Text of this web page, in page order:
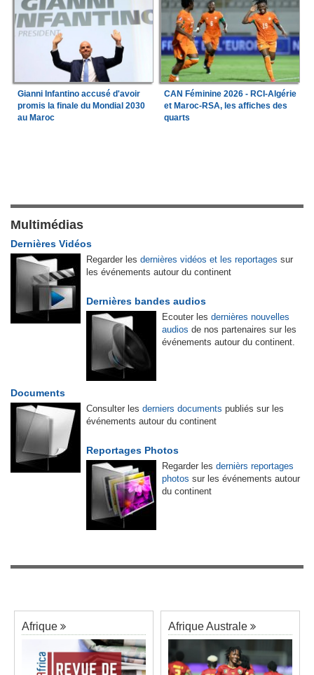
Gianni Infantino accusé d'avoir
promis la finale du Mondial 2030
au Maroc
CAN Féminine 2026 - RCI-Algérie
et Maroc-RSA, les affiches des
quarts
Multimédias
Dernières Vidéos
Regarder les dernières vidéos et les reportages sur
les événements autour du continent
Dernières bandes audios
Ecouter les dernières nouvelles
audios de nos partenaires sur les
événements autour du continent.
Documents
Consulter les derniers documents publiés sur les
événements autour du continent
Reportages Photos
Regarder les dernièrs reportages
photos sur les événements autour
du continent
Afrique Afrique Australe